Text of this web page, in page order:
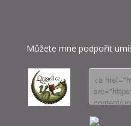
Můžete mne podpořit